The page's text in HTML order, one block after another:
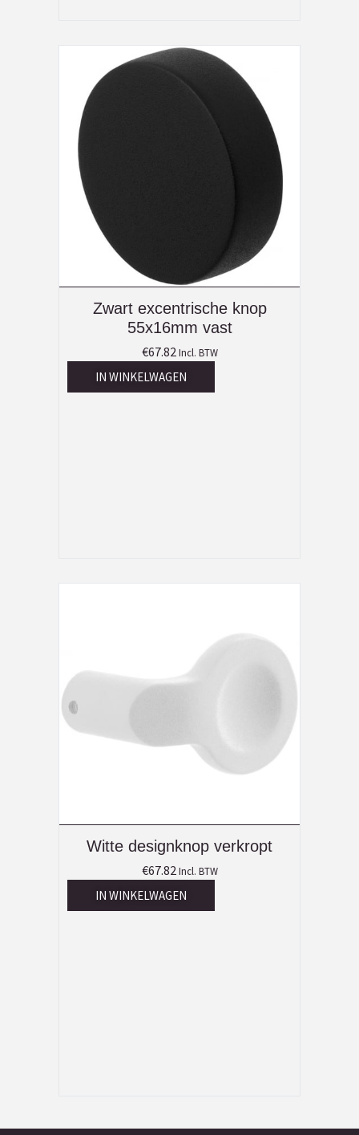
Zwart excentrische knop
55x16mm vast
€67.82 Incl. BTW
IN WINKELWAGEN
Witte designknop verkropt
€67.82 Incl. BTW
IN WINKELWAGEN